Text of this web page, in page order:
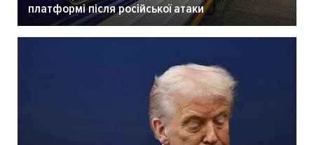
платформі після російської атаки